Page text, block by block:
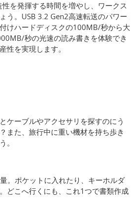
性を発揮する時間を増やし、ワークス
う。USB 3.2 Gen2高速転送のパワー
けハードディスクの100MB/秒から大
秒の光速の読み書きを体験でき
性を実現します。
ケーブルやアクセサリを探すのにう
また、旅行中に重い機材を持ち歩き
。
。ポケットに入れたり、キーホルダ
どこへ行くにも、これ1つで書類作成